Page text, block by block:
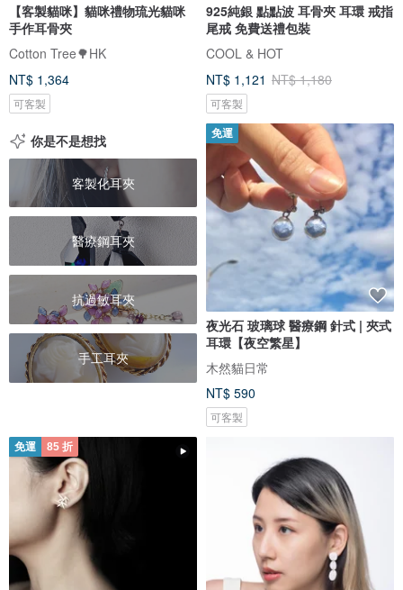
【客製貓咪】貓咪禮物琉光貓咪
手作耳骨夾
Cotton Tree🌳HK
NT$ 1,364
可客製
925純銀 點點波 耳骨夾 耳環 戒指
尾戒 免費送禮包裝
COOL & HOT
NT$ 1,121 NT$ 1,180
可客製
你是不是想找
客製化耳夾
醫療鋼耳夾
抗過敏耳夾
手工耳夾
免運
夜光石 玻璃球 醫療鋼 針式 | 夾式
耳環【夜空繁星】
木然貓日常
NT$ 590
可客製
免運 85 折